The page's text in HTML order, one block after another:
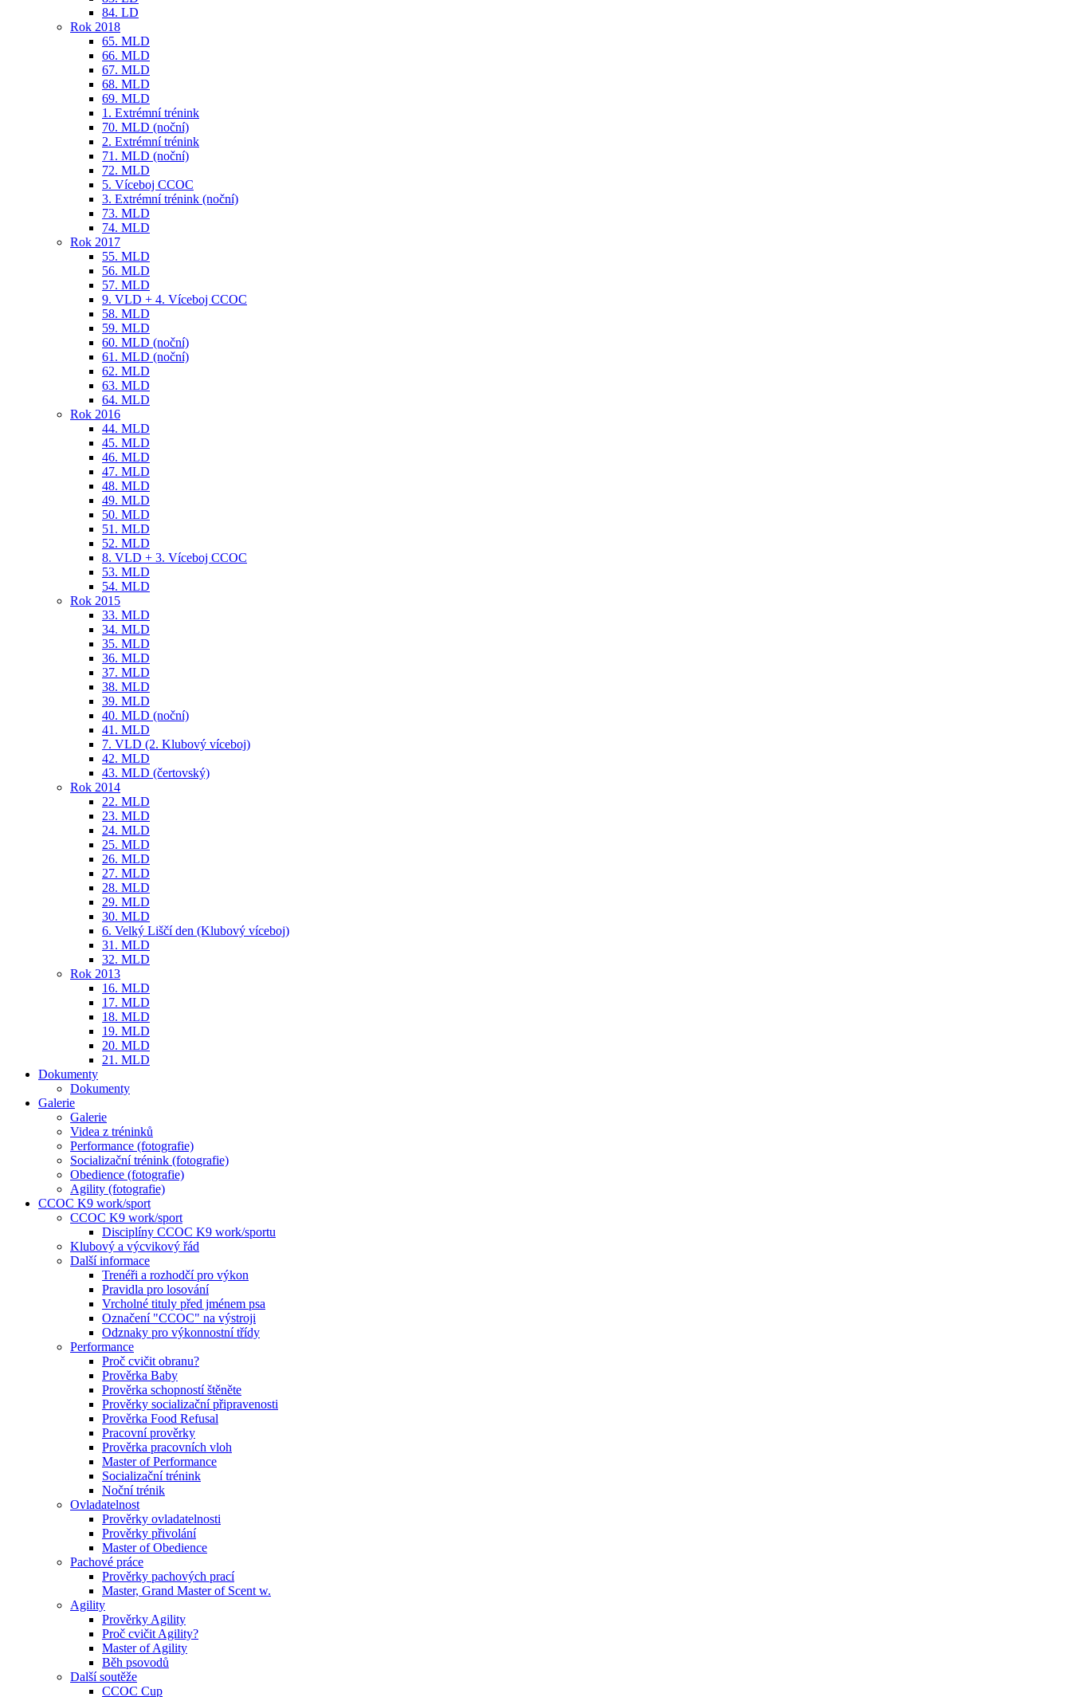
84. LD
Rok 2018
65. MLD
66. MLD
67. MLD
68. MLD
69. MLD
1. Extrémní trénink
70. MLD (noční)
2. Extrémní trénink
71. MLD (noční)
72. MLD
5. Víceboj CCOC
3. Extrémní trénink (noční)
73. MLD
74. MLD
Rok 2017
55. MLD
56. MLD
57. MLD
9. VLD + 4. Víceboj CCOC
58. MLD
59. MLD
60. MLD (noční)
61. MLD (noční)
62. MLD
63. MLD
64. MLD
Rok 2016
44. MLD
45. MLD
46. MLD
47. MLD
48. MLD
49. MLD
50. MLD
51. MLD
52. MLD
8. VLD + 3. Víceboj CCOC
53. MLD
54. MLD
Rok 2015
33. MLD
34. MLD
35. MLD
36. MLD
37. MLD
38. MLD
39. MLD
40. MLD (noční)
41. MLD
7. VLD (2. Klubový víceboj)
42. MLD
43. MLD (čertovský)
Rok 2014
22. MLD
23. MLD
24. MLD
25. MLD
26. MLD
27. MLD
28. MLD
29. MLD
30. MLD
6. Velký Liščí den (Klubový víceboj)
31. MLD
32. MLD
Rok 2013
16. MLD
17. MLD
18. MLD
19. MLD
20. MLD
21. MLD
Dokumenty
Dokumenty
Galerie
Galerie
Videa z tréninků
Performance (fotografie)
Socializační trénink (fotografie)
Obedience (fotografie)
Agility (fotografie)
CCOC K9 work/sport
CCOC K9 work/sport
Disciplíny CCOC K9 work/sportu
Klubový a výcvikový řád
Další informace
Trenéři a rozhodčí pro výkon
Pravidla pro losování
Vrcholné tituly před jménem psa
Označení "CCOC" na výstroji
Odznaky pro výkonnostní třídy
Performance
Proč cvičit obranu?
Prověrka Baby
Prověrka schopností štěněte
Prověrky socializační připravenosti
Prověrka Food Refusal
Pracovní prověrky
Prověrka pracovních vloh
Master of Performance
Socializační trénink
Noční trénik
Ovladatelnost
Prověrky ovladatelnosti
Prověrky přivolání
Master of Obedience
Pachové práce
Prověrky pachových prací
Master, Grand Master of Scent w.
Agility
Prověrky Agility
Proč cvičit Agility?
Master of Agility
Běh psovodů
Další soutěže
CCOC Cup